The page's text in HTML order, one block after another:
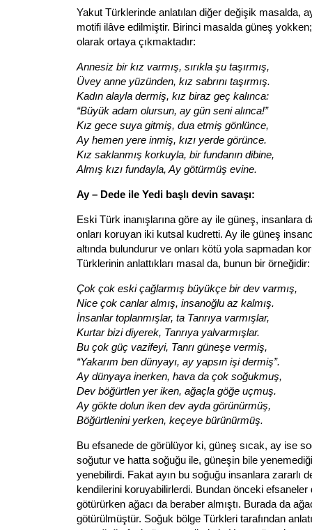
Yakut Türklerinde anlatılan diğer değişik masalda,
motifi ilâve edilmiştir. Birinci masalda güneş
olarak ortaya çıkmaktadır:
Annesiz bir kız varmış, sırıkla şu taşırmış,
Üvey anne yüzünden, kız sabrını taşırmış.
Kadın alayla dermiş, kız biraz geç kalınca:
“Büyük adam olursun, ay gün seni alınca!”
Kız gece suya gitmiş, dua etmiş gönlünce,
Ay hemen yere inmiş, kızı yerde görünce.
Kız saklanmış korkuyla, bir fundanın dibine,
Almış kızı fundayla, Ay götürmüş evine.
Ay – Dede ile Yedi başlı devin savaşı:
Eski Türk inanışlarına göre ay ile güneş, insanlara
onları koruyan iki kutsal kudretti. Ay ile güneş
altında bulundurur ve onları kötü yola sapmadan
Türklerinin anlattıkları masal da, bunun bir örneğidir:
Çok çok eski çağlarmış büyükçe bir dev varmış,
Nice çok canlar almış, insanoğlu az kalmış.
İnsanlar toplanmışlar, ta Tanrıya varmışlar,
Kurtar bizi diyerek, Tanrıya yalvarmışlar.
Bu çok güç vazifeyi, Tanrı güneşe vermiş,
“Yakarım ben dünyayı, ay yapsın işi dermiş”.
Ay dünyaya inerken, hava da çok soğukmuş,
Dev böğürtlen yer iken, ağaçla göğe uçmuş.
Ay gökte dolun iken dev ayda görünürmüş,
Böğürtlenini yerken, keçeye bürünürmüş.
Bu efsanede de görülüyor ki, güneş sıcak, ay ise
soğutur ve hatta soğuğu ile, güneşin bile
yenebilirdi. Fakat ayın bu soğuğu insanlara zararlı
kendilerini koruyabilirlerdi. Bundan önceki efsaneler
götürürken ağacı da beraber almıştı. Burada da
götürülmüştür. Soğuk bölge Türkleri tarafından